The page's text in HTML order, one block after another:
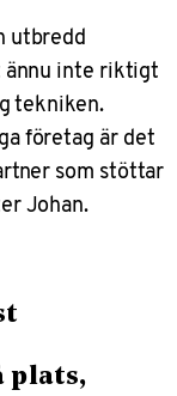
utbredd
ännu inte riktigt
tekniken.
företag är det
som stöttar
Johan.
plats,